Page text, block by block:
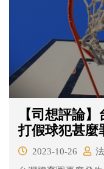
【司想評論
打假球犯甚麼
2023-10-26